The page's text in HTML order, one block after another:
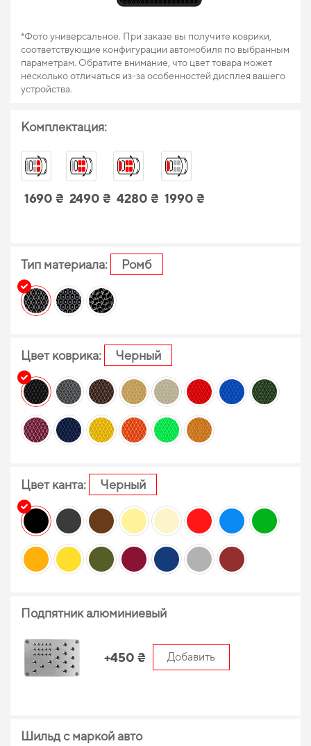
*Фото универсальное. При заказе вы получите коврики,
соответствующие конфигурации автомобиля по выбранным
параметрам. Обратите внимание, что цвет товара может
несколько отличаться из-за особенностей дисплея вашего
устройства.
Комплектация:
1690 ₴ 2490 ₴ 4280 ₴ 1990 ₴
Тип материала: Ромб
Цвет коврика: Черный
Цвет канта: Черный
Подпятник алюминиевый
+450 ₴ Добавить
Шильд с маркой авто